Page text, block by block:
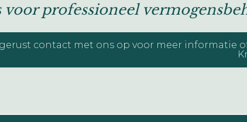
voor professioneel
contact met ons op voor meer informatie